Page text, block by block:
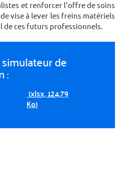
et renforcer l’offre de soins
vise à lever les freins matériels
de ces futurs professionnels.
de
:
(xlsx, 124.79
Ko)